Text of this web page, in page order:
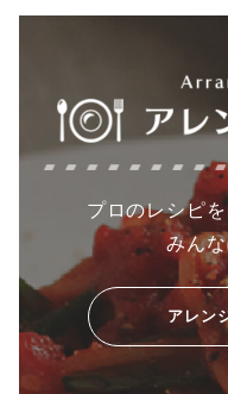
プロのレシピ
みん
アレン